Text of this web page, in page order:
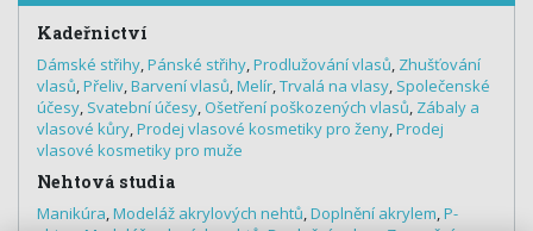
Kadeřnictví
Dámské střihy,Pánské střihy,Prodlužování vlasů, Zhušťování
vlasů,Přeliv,Barvení vlasů,Melír,Trvalá na vlasy, Společenské
účesy, Svatební účesy, Ošetření poškozených vlasů, Zábaly a
vlasové kůry,Prodej vlasové kosmetiky pro ženy,Prodej
vlasové kosmetiky pro muže
Nehtová studia
Manikúra,Modeláž akrylových nehtů,Doplnění akrylem,P-